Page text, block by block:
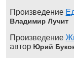
Произведение
Владимир Лучит
Произведение
автор Юрий